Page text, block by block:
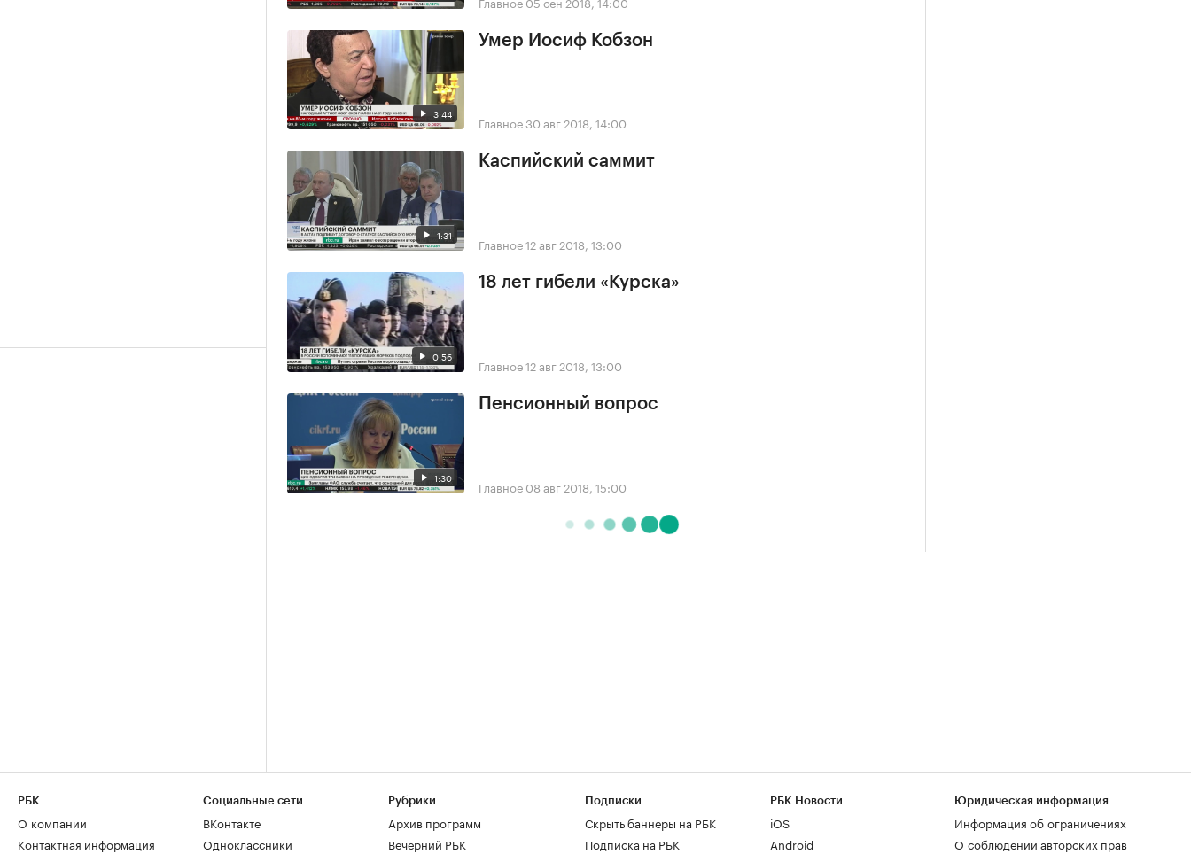
3:44
Умер Иосиф Кобзон
Главное30 авг 2018, 14:00
1:31
Каспийский саммит
Главное12 авг 2018, 13:00
0:56
18 лет гибели «Курска»
Главное12 авг 2018, 13:00
1:30
Пенсионный вопрос
Главное 08 авг 2018, 15:00
РБК
О компании
Контактная информация
Социальные сети
ВКонтакте
Одноклассники
Рубрики
Архив программ
Вечерний РБК
Подписки
Скрыть баннеры на РБК
Подписка на РБК
РБК Новости
iOS
Android
Юридическая информация
Информация об ограничениях
О соблюдении авторских прав